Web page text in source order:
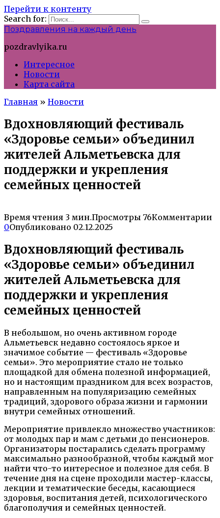
Перейти к контенту
Search for:
Поздравления на каждый день
pozdravlyika.ru
Интересное
Новости
Карта сайта
Главная » Новости
Вдохновляющий фестиваль
«Здоровье семьи» объединил
жителей Альметьевска для
поддержки и укрепления
семейных ценностей
Время чтения 3 мин.Просмотры 76Комментарии
0Опубликовано 02.12.2025
Вдохновляющий фестиваль
«Здоровье семьи» объединил
жителей Альметьевска для
поддержки и укрепления
семейных ценностей
В небольшом, но очень активном городе
Альметьевск недавно состоялось яркое и
значимое событие — фестиваль «Здоровье
семьи». Это мероприятие стало не только
площадкой для обмена полезной информацией,
но и настоящим праздником для всех возрастов,
направленным на популяризацию семейных
традиций, здорового образа жизни и гармонии
внутри семейных отношений.
Мероприятие привлекло множество участников:
от молодых пар и мам с детьми до пенсионеров.
Организаторы постарались сделать программу
максимально разнообразной, чтобы каждый мог
найти что-то интересное и полезное для себя. В
течение дня на сцене проходили мастер-классы,
лекции и тематические беседы, касающиеся
здоровья, воспитания детей, психологического
благополучия и семейных ценностей.